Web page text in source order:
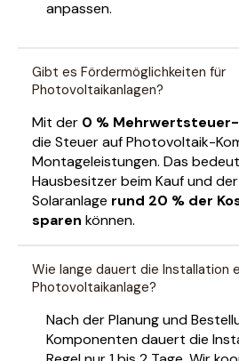
anpassen.
Gibt es Fördermöglichkeiten für
Photovoltaikanlagen?
Mit der 0 % Mehrwertsteuer-
die Steuer auf Photovoltaik-
Montageleistungen. Das
Hausbesitzer beim Kauf und
Solaranlage rund 20 % der
sparen können.
Wie lange dauert die Installation
Photovoltaikanlage?
Nach der Planung und
Komponenten dauert die